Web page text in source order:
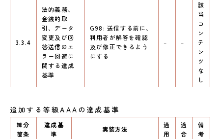
3.3.4
法的義務、
金銭的取
引、データ
変更及び回
答送信のエ
ラー回避に
関する達成
基準
G98: 送信する前に、
利用者が解答を確認
及び修正できるよう
にする
– –
該
当
コ
ン
テ
ン
ツ
な
し
追加する等級AAAの達成基準
細分
箇条
達成基
準
実装方法
適
用
適
合
備
考